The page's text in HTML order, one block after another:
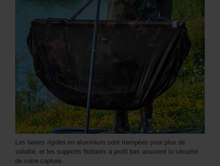
Les barres rigides en aluminium sont trempées pour plus de
solidité, et les supports flottants à profil bas assurent la sécurité
de votre capture.